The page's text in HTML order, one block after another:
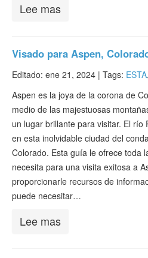
Lee mas
Visado para Aspen,
Editado: ene 21, 2024 | Tags: ESTA,
Aspen es la joya de la corona de
medio de las majestuosas
un lugar brillante para visitar. El río
en esta inolvidable ciudad del
Colorado. Esta guía le ofrece toda
necesita para una visita exitosa a
proporcionarle recursos de
puede necesitar…
Lee mas